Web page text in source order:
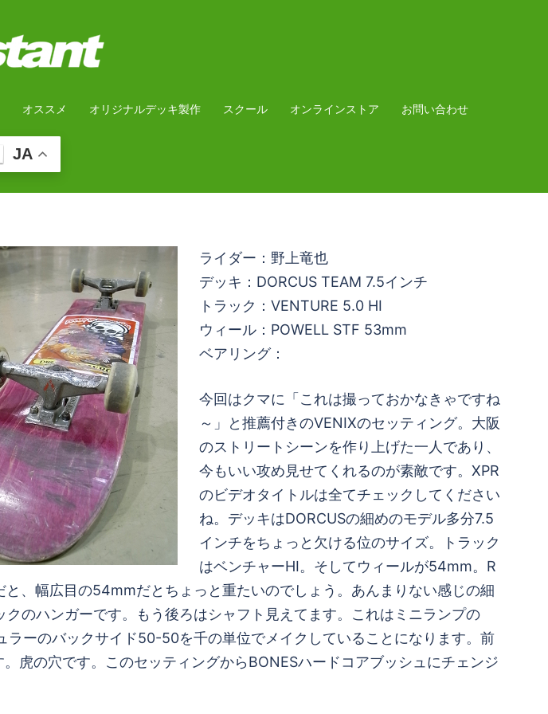
オススメ オリジナルデッキ製作 スクール オンラインストア お問い合わせ
JA
ライダー：野上竜也
デッキ：DORCUS TEAM 7.5インチ
トラック：VENTURE 5.0 HI
ウィール：POWELL STF 53mm
ベアリング：
今回はクマに「これは撮っておかなきゃですね
～」と推薦付きのVENIXのセッティング。大阪
のストリートシーンを作り上げた一人であり、
今もいい攻め見せてくれるのが素敵です。XPR
のビデオタイトルは全てチェックしてください
ね。デッキはDORCUSの細めのモデル多分7.5
インチをちょっと欠ける位のサイズ。トラック
はベンチャーHI。そしてウィールが54mm。R
、幅広目の54mmだとちょっと重たいのでしょう。あんまりない感じの細
のハンガーです。もう後ろはシャフト見えてます。これはミニランプの
ーのバックサイド50-50を千の単位でメイクしていることになります。前
虎の穴です。このセッティングからBONESハードコアブッシュにチェンジ